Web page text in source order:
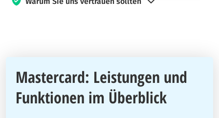
brauchen, um die klügsten Entscheidungen zu treffen.
Unsere Experten verfügen über umfangreiche Erfahrungen und
testen die Karten selbst. Unser Ziel ist es, Ihnen klare und
Mastercard: Leistungen und
Funktionen im Überblick